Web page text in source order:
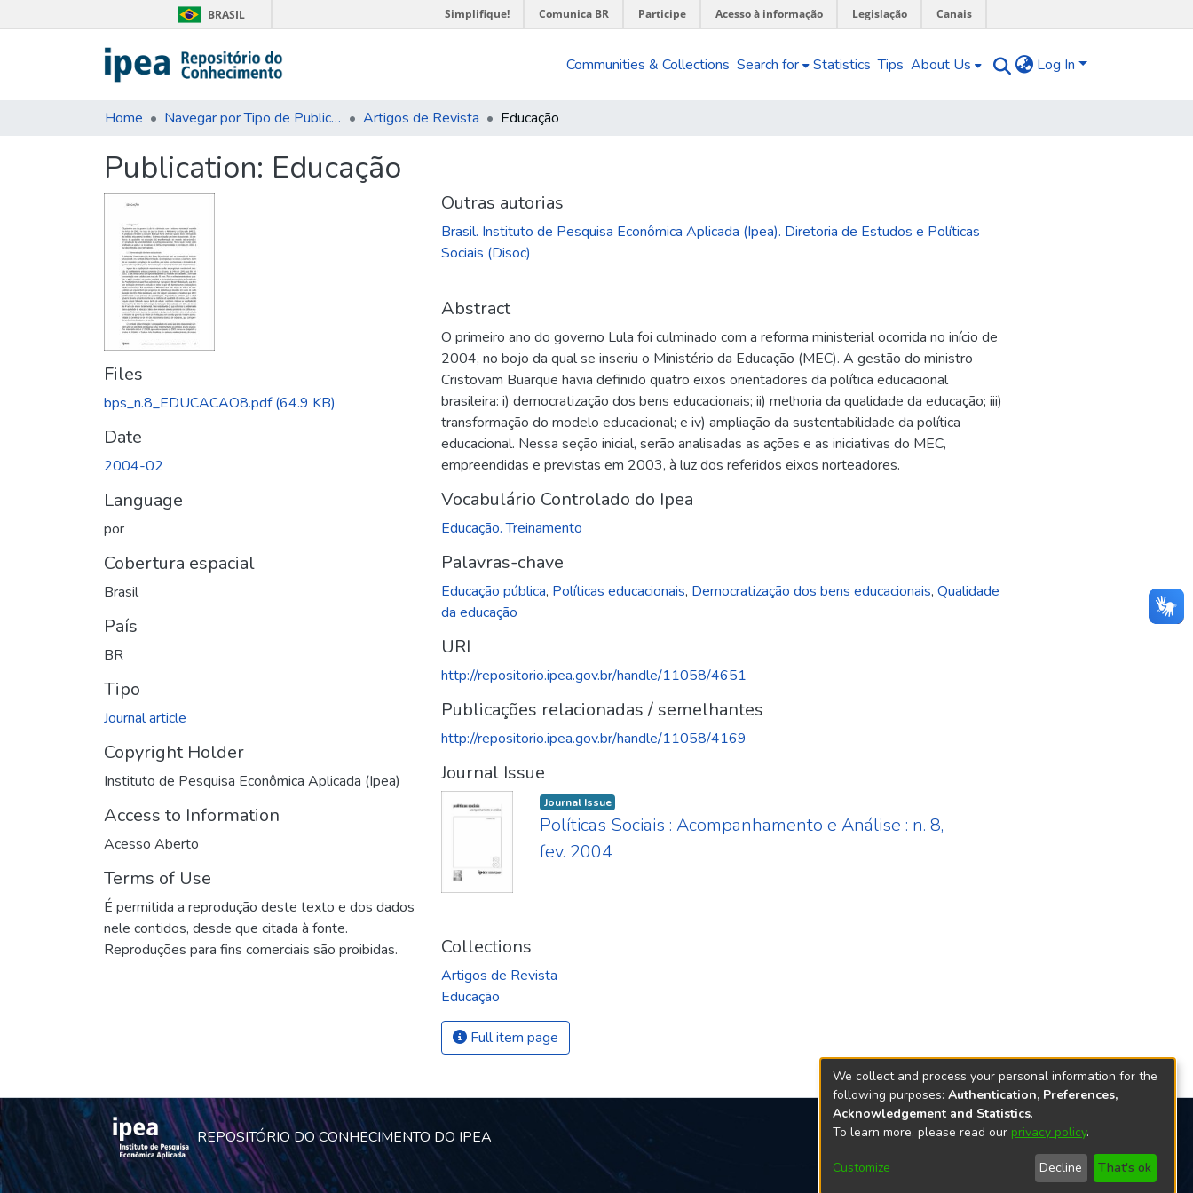
BRASIL Simplifique! Comunica BR Participe Acesso à informação Legislação Canais
Communities & Collections Search for Statistics Tips About Us Log In
Home Navegar por Tipo de Publicação Artigos de Revista Educação
Publication: Educação
Files
bps_n.8_EDUCACAO8.pdf(64.9 KB)
Date
2004-02
Language
por
Cobertura espacial
Brasil
País
BR
Tipo
Journal article
Copyright Holder
Instituto de Pesquisa Econômica Aplicada (Ipea)
Access to Information
Acesso Aberto
Terms of Use
É permitida a reprodução deste texto e dos dados
nele contidos, desde que citada à fonte.
Reproduções para fins comerciais são proibidas.
Outras autorias
Brasil. Instituto de Pesquisa Econômica Aplicada (Ipea). Diretoria de Estudos e Políticas
Sociais (Disoc)
Abstract
O primeiro ano do governo Lula foi culminado com a reforma ministerial ocorrida no início de
2004, no bojo da qual se inseriu o Ministério da Educação (MEC). A gestão do ministro
Cristovam Buarque havia definido quatro eixos orientadores da política educacional
brasileira: i) democratização dos bens educacionais; ii) melhoria da qualidade da educação; iii)
transformação do modelo educacional; e iv) ampliação da sustentabilidade da política
educacional. Nessa seção inicial, serão analisadas as ações e as iniciativas do MEC,
empreendidas e previstas em 2003, à luz dos referidos eixos norteadores.
Vocabulário Controlado do Ipea
Educação. Treinamento
Palavras-chave
Educação pública, Políticas educacionais, Democratização dos bens educacionais, Qualidade
da educação
URI
http://repositorio.ipea.gov.br/handle/11058/4651
Publicações relacionadas / semelhantes
http://repositorio.ipea.gov.br/handle/11058/4169
Journal Issue
Journal Issue
Políticas Sociais : Acompanhamento e Análise : n. 8,
fev. 2004
Collections
Artigos de Revista
Educação
Full item page
REPOSITÓRIO DO CONHECIMENTO DO IPEA
Redes sociais
We collect and process your personal information for the
following purposes: Authentication, Preferences,
Acknowledgement and Statistics.
To learn more, please read our privacy policy.
Customize Decline That's ok